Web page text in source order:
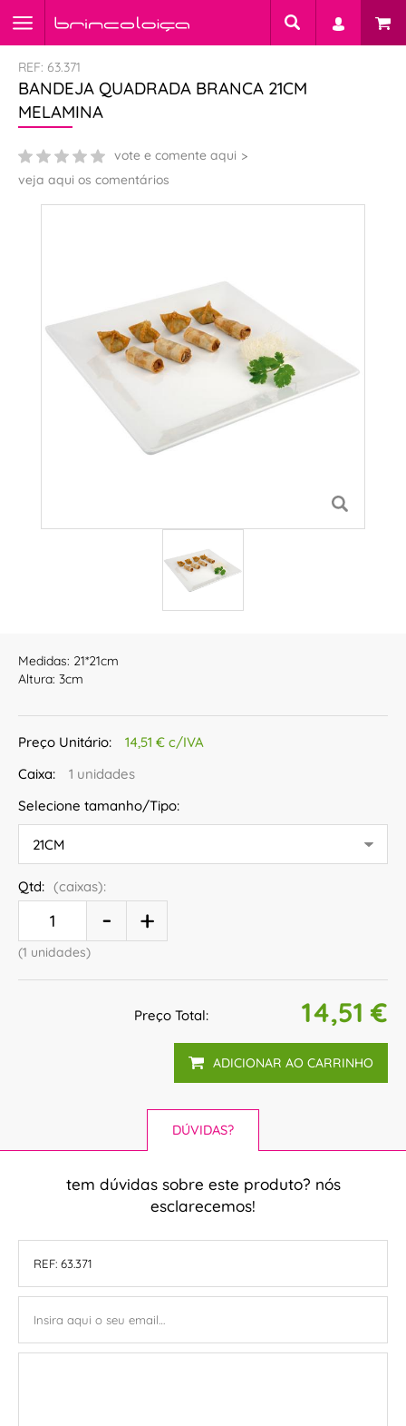
REF: 63.371
BANDEJA QUADRADA BRANCA 21CM
MELAMINA
vote e comente aqui
veja aqui os comentários
Medidas: 21*21cm
Altura: 3cm
Preço Unitário:
14,51 € c/IVA
Caixa:
1 unidades
Selecione tamanho/Tipo:
Qtd: (caixas):
(1 unidades)
Preço Total: 14,51 €
ADICIONAR AO CARRINHO
DÚVIDAS?
tem dúvidas sobre este produto? nós
esclarecemos!